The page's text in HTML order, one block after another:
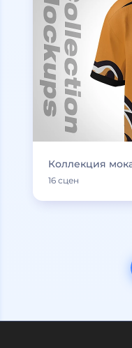
Коллекция
16 сцен